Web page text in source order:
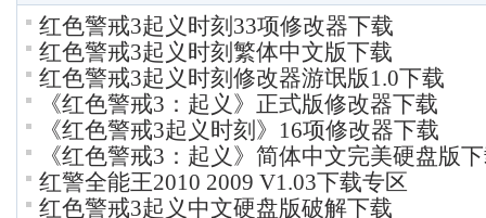
红色警戒3起义时刻33项修改器下载
红色警戒3起义时刻繁体中文版下载
红色警戒3起义时刻修改器游氓版1.0下载
《红色警戒3：起义》正式版修改器下载
《红色警戒3起义时刻》16项修改器下载
《红色警戒3：起义》简体中文完美硬盘版
红警全能王2010 2009 V1.03下载专区
红色警戒3起义中文硬盘版破解下载